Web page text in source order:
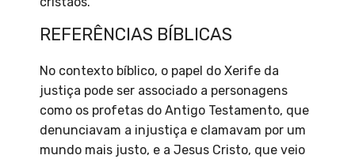
REFERÊNCIAS BÍBLICAS
No contexto bíblico, o papel do Xerife da
justiça pode ser associado a personagens
como os profetas do Antigo Testamento, que
denunciavam a injustiça e clamavam por um
mundo mais justo, e a Jesus Cristo, que veio